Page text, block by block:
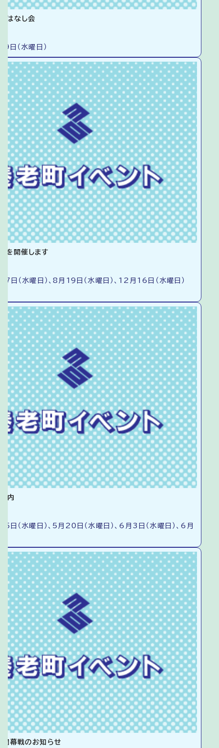
はなし会
（水曜日）
を開催します
（水曜日）、8月19日（水曜日）、12月16日（水曜日）
内
（水曜日）、5月20日（水曜日）、6月3日（水曜日）、6月
幕戦のお知らせ